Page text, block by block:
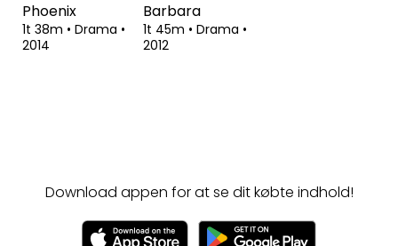
Phoenix
1t 38m • Drama •
2014
Barbara
1t 45m • Drama •
2012
Download appen for at se dit købte indhold!